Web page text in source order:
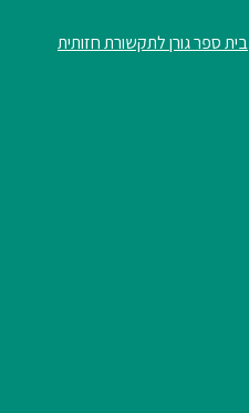
בית ספר גורן לתקשורת חזותית